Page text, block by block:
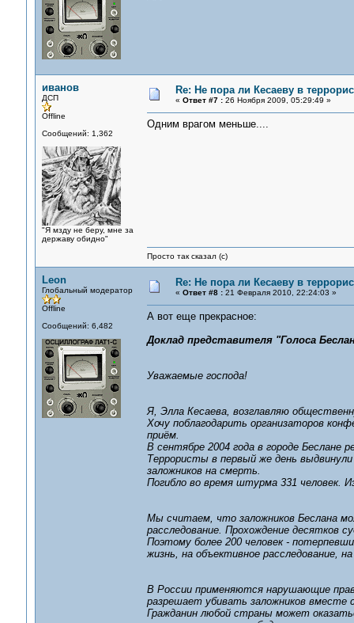
иванов
ДСП
Offline
Сообщений: 1,362
"Я мзду не беру, мне за
державу обидно"
Re: Не пора ли Кесаеву в
« Ответ #7 :26 Ноября 2009, 05:29:49 »
Одним врагом меньше....
Просто так сказал (с)
Leon
Глобальный модератор
Offline
Сообщений: 6,482
Re: Не пора ли Кесаеву в
« Ответ #8 :21 Февраля 2010, 22:24:03 »
А вот еще прекрасное:
Доклад представителя "Голоса
Уважаемые господа!
Я, Элла Кесаева, возглавляю
Хочу поблагодарить организаторов
приём.
В сентябре 2004 года в городе Беслане
Террористы в первый же день
заложников на смерть.
Погибло во время штурма 331 человек.
Мы считаем, что заложников Беслана
расследование. Прохождение десятков
Поэтому более 200 человек -
жизнь, на объективное расследование,
В России применяются нарушающие
разрешает убивать заложников
Гражданин любой страны может